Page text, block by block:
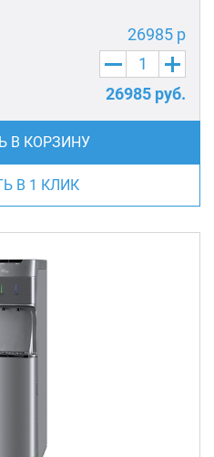
26985 р
26985 руб.
В КОРЗИНУ
В 1 КЛИК